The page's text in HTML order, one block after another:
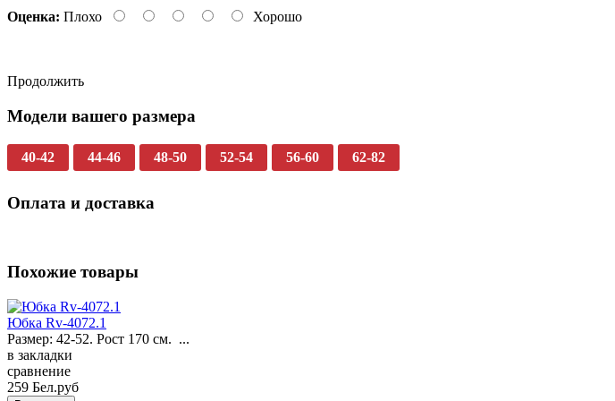
Оценка: Плохо Хорошо
Продолжить
Модели вашего размера
40-42 44-46 48-50 52-54 56-60 62-82
Оплата и доставка
Похожие товары
Юбка Rv-4072.1
Размер: 42-52. Рост 170 см. ...
в закладки
сравнение
259 Бел.руб